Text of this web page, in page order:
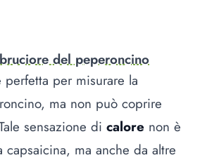
del peperoncino
perfetta per misurare la
ma non può coprire
sensazione di calore non è
capsaicina, ma anche da altre